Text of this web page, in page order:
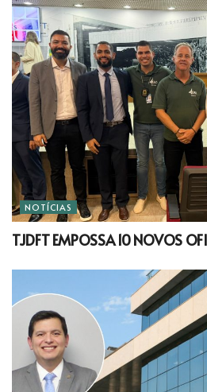
NOTÍCIAS
TJDFT EMPOSSA 10 NOVOS